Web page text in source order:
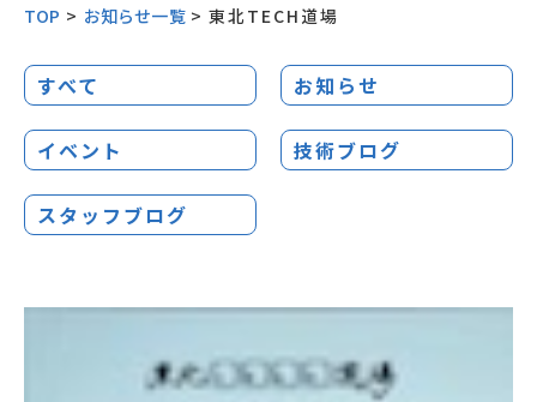
TOP > お知らせ一覧 > 東北TECH道場
すべて お知らせ
イベント 技術ブログ
スタッフブログ